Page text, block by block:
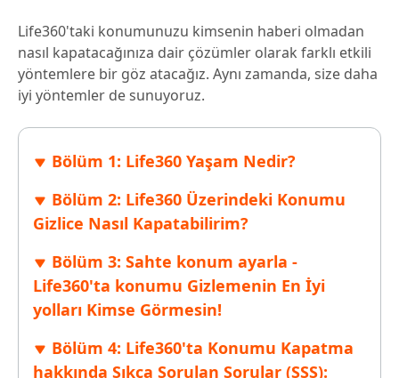
Life360'taki konumunuzu kimsenin haberi olmadan
nasıl kapatacağınıza dair çözümler olarak farklı etkili
yöntemlere bir göz atacağız. Aynı zamanda, size daha
iyi yöntemler de sunuyoruz.
Bölüm 1: Life360 Yaşam Nedir?
Bölüm 2: Life360 Üzerindeki Konumu
Gizlice Nasıl Kapatabilirim?
Bölüm 3: Sahte konum ayarla -
Life360'ta konumu Gizlemenin En İyi
yolları Kimse Görmesin!
Bölüm 4: Life360'ta Konumu Kapatma
hakkında Sıkça Sorulan Sorular (SSS):